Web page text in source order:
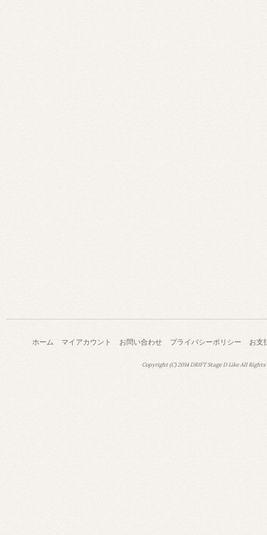
ホーム マイアカウント お問い合わせ プライバシーポリシー お支
Copyright (C) 2014 DRIFT Stage D Like All